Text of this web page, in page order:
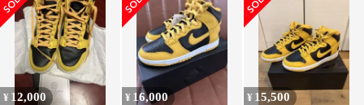
¥ 12,000 ¥ 16,000 ¥ 15,500